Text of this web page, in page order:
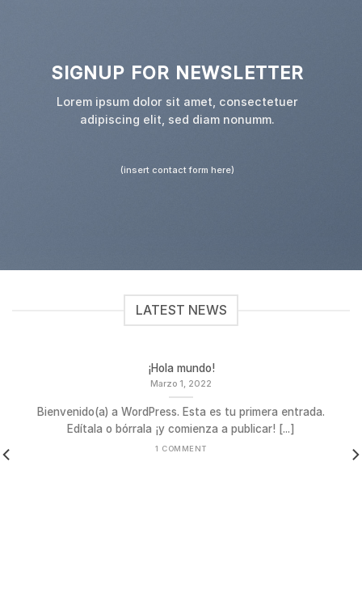
SIGNUP FOR NEWSLETTER
Lorem ipsum dolor sit amet, consectetuer
adipiscing elit, sed diam nonumm.
(insert contact form here)
LATEST NEWS
¡Hola mundo!
Marzo 1, 2022
Bienvenido(a) a WordPress. Esta es tu primera entrada.
Edítala o bórrala ¡y comienza a publicar! [...]
1 COMMENT